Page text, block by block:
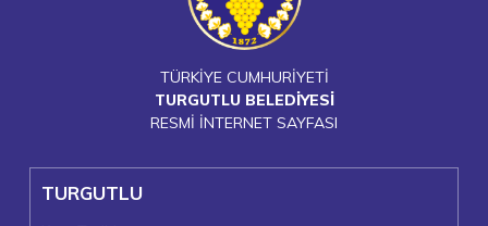
TÜRKİYE CUMHURİYETİ
TURGUTLU BELEDİYESİ
RESMİ İNTERNET SAYFASI
TURGUTLU